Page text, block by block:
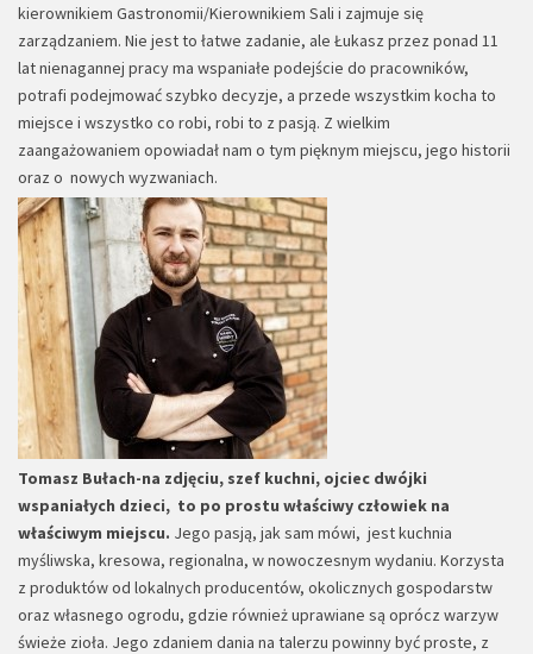
kierownikiem Gastronomii/Kierownikiem Sali i zajmuje się
zarządzaniem. Nie jest to łatwe zadanie, ale Łukasz przez ponad 11
lat nienagannej pracy ma wspaniałe podejście do pracowników,
potrafi podejmować szybko decyzje, a przede wszystkim kocha to
miejsce i wszystko co robi, robi to z pasją. Z wielkim
zaangażowaniem opowiadał nam o tym pięknym miejscu, jego historii
oraz o nowych wyzwaniach.
Tomasz Bułach-na zdjęciu, szef kuchni, ojciec dwójki
wspaniałych dzieci, to po prostu właściwy człowiek na
właściwym miejscu. Jego pasją, jak sam mówi, jest kuchnia
myśliwska, kresowa, regionalna, w nowoczesnym wydaniu. Korzysta
z produktów od lokalnych producentów, okolicznych gospodarstw
oraz własnego ogrodu, gdzie również uprawiane są oprócz warzyw
świeże zioła. Jego zdaniem dania na talerzu powinny być proste, z